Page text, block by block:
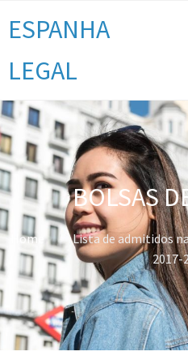
ESPANHA
LEGAL
BOLSAS
Home
Lista de admitidos
2017-